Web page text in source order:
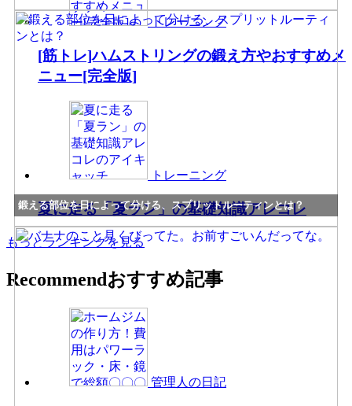
鍛える部位を日によって分ける、スプリットルーティンとは？
トレーニング
[筋トレ]ハムストリングの鍛え方やおすすめメ
ニュー[完全版]
トレーニング
夏に走る「夏ラン」の基礎知識アレコレ
もっとランキングを見る
Recommendおすすめ記事
管理人の日記